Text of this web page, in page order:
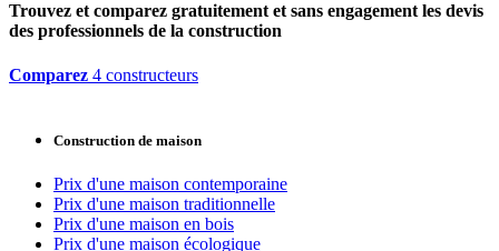
Trouvez et comparez gratuitement et sans engagement les devis
des professionnels de la construction
Comparez 4 constructeurs
Construction de maison
Prix d'une maison contemporaine
Prix d'une maison traditionnelle
Prix d'une maison en bois
Prix d'une maison écologique